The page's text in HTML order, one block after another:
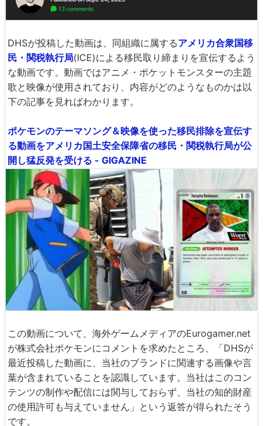
DHSが投稿した動画は、同組織に属するアメリカ合衆国移
民・関税執行局(ICE)による移民取り締まりを宣伝するよう
な動画です。動画ではアニメ・ポケットモンスターの主題
歌と映像が使用されており、内容がどのようなものかは以
下の記事を見ればわかります。
ポケモンのテーマソング＆映像を使った移民排除を宣伝す
る動画をアメリカ国土安全保障省の移民・関税執行局が公
開し猛反発を受ける - GIGAZINE
この動画について、海外ゲームメディアのEurogamer.net
が株式会社ポケモンにコメントを求めたところ、「DHSが
最近投稿した動画に、当社のブランドに関連する画像や言
葉が含まれていることを認識しています。当社はこのコン
テンツの制作や配信には関与しておらず、当社の知的財産
の使用許可も与えていません」という返答が得られたそう
です。